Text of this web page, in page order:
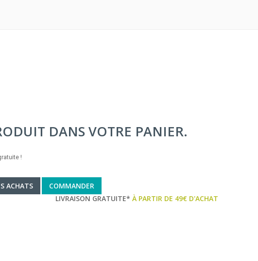
DANS VOTRE PANIER.
!
ACHATS COMMANDER
LIVRAISON GRATUITE* À PARTIR DE 49€ D'ACHAT